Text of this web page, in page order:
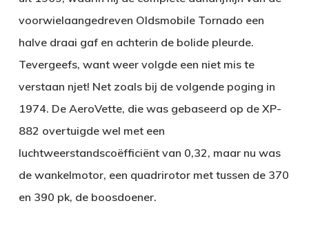
voorwielaangedreven Oldsmobile Tornado een
halve draai gaf en achterin de bolide pleurde.
Tevergeefs, want weer volgde een niet mis te
verstaan njet! Net zoals bij de volgende poging in
1974. De AeroVette, die was gebaseerd op de XP-
882 overtuigde wel met een
luchtweerstandscoëfficiënt van 0,32, maar nu was
de wankelmotor, een quadrirotor met tussen de 370
en 390 pk, de boosdoener.